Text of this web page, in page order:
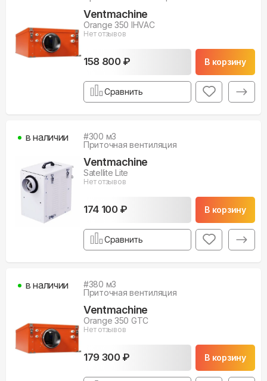
Ventmachine
Orange 350 IHVAC
Нет отзывов
158 800 ₽ В корзину
Сравнить
#300 м3
Приточная вентиляция
Ventmachine
Satellite Lite
Нет отзывов
174 100 ₽ В корзину
в наличии
Сравнить
#380 м3
Приточная вентиляция
Ventmachine
Orange 350 GTC
Нет отзывов
179 300 ₽ В корзину
в наличии